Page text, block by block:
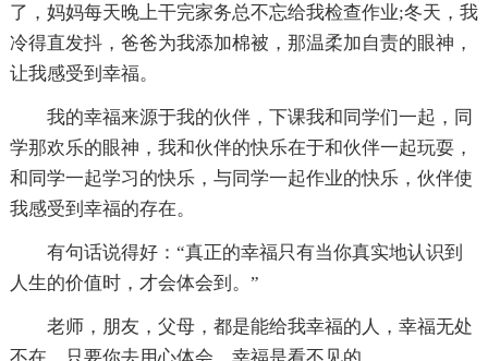
了，妈妈每天晚上干完家务总不忘给我检查作业;冬天，我
冷得直发抖，爸爸为我添加棉被，那温柔加自责的眼神，
让我感受到幸福。
我的幸福来源于我的伙伴，下课我和同学们一起，同
学那欢乐的眼神，我和伙伴的快乐在于和伙伴一起玩耍，
和同学一起学习的快乐，与同学一起作业的快乐，伙伴使
我感受到幸福的存在。
有句话说得好：“真正的幸福只有当你真实地认识到
人生的价值时，才会体会到。”
老师，朋友，父母，都是能给我幸福的人，幸福无处
不在，只要你去用心体会，幸福是看不见的。